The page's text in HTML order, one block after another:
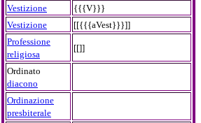
Vestizione
{{{V}}}
Vestizione
[[{{{aVest}}}]]
Professione
religiosa
[[]]
Ordinato
diacono
Ordinazione
presbiterale